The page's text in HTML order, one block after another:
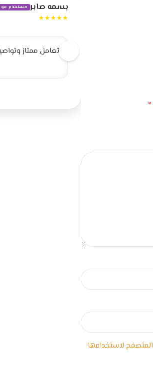
*
لاستخدامها
بسمه صابر مستخدم
★★★★★
تعامل ممتاز